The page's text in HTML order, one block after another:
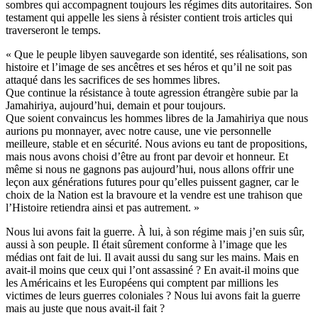
sombres qui accompagnent toujours les régimes dits autoritaires. Son
testament qui appelle les siens à résister contient trois articles qui
traverseront le temps.
« Que le peuple libyen sauvegarde son identité, ses réalisations, son
histoire et l’image de ses ancêtres et ses héros et qu’il ne soit pas
attaqué dans les sacrifices de ses hommes libres.
Que continue la résistance à toute agression étrangère subie par la
Jamahiriya, aujourd’hui, demain et pour toujours.
Que soient convaincus les hommes libres de la Jamahiriya que nous
aurions pu monnayer, avec notre cause, une vie personnelle
meilleure, stable et en sécurité. Nous avions eu tant de propositions,
mais nous avons choisi d’être au front par devoir et honneur. Et
même si nous ne gagnons pas aujourd’hui, nous allons offrir une
leçon aux générations futures pour qu’elles puissent gagner, car le
choix de la Nation est la bravoure et la vendre est une trahison que
l’Histoire retiendra ainsi et pas autrement. »
Nous lui avons fait la guerre. À lui, à son régime mais j’en suis sûr,
aussi à son peuple. Il était sûrement conforme à l’image que les
médias ont fait de lui. Il avait aussi du sang sur les mains. Mais en
avait-il moins que ceux qui l’ont assassiné ? En avait-il moins que
les Américains et les Européens qui comptent par millions les
victimes de leurs guerres coloniales ? Nous lui avons fait la guerre
mais au juste que nous avait-il fait ?